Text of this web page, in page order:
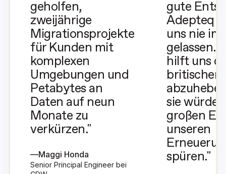
geholfen,
zweijährige
Migrationsprojekte
für Kunden mit
komplexen
Umgebungen und
Petabytes an
Daten auf neun
Monate zu
verkürzen."
—Maggi Honda
Senior Principal Engineer bei
gute
Adepteq –
uns nie im
gelassen.
hilft uns
britischen
sie
großen
unseren
spüren."